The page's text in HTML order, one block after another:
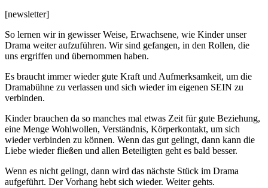
[newsletter]
So lernen wir in gewisser Weise, Erwachsene, wie Kinder unser
Drama weiter aufzuführen. Wir sind gefangen, in den Rollen, die
uns ergriffen und übernommen haben.
Es braucht immer wieder gute Kraft und Aufmerksamkeit, um die
Dramabühne zu verlassen und sich wieder im eigenen SEIN zu
verbinden.
Kinder brauchen da so manches mal etwas Zeit für gute Beziehung,
eine Menge Wohlwollen, Verständnis, Körperkontakt, um sich
wieder verbinden zu können. Wenn das gut gelingt, dann kann die
Liebe wieder fließen und allen Beteiligten geht es bald besser.
Wenn es nicht gelingt, dann wird das nächste Stück im Drama
aufgeführt. Der Vorhang hebt sich wieder. Weiter gehts.